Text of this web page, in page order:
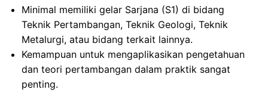
Minimal memiliki gelar Sarjana (S1) di bidang
Teknik Pertambangan, Teknik Geologi, Teknik
Metalurgi, atau bidang terkait lainnya.
Kemampuan untuk mengaplikasikan pengetahuan
dan teori pertambangan dalam praktik sangat
penting.